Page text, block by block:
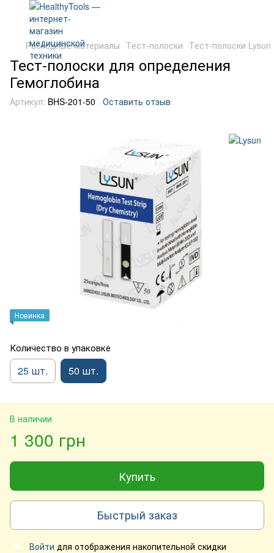
Расходные материалы Тест-полоски Тест-полоски Lysun
Тест-полоски для определения
Гемоглобина
Артикул: BHS-201-50 Оставить отзыв
Новинка
Количество в упаковке
25 шт. 50 шт.
В наличии
1 300 грн
Купить
Быстрый заказ
% Войти для отображения накопительной скидки